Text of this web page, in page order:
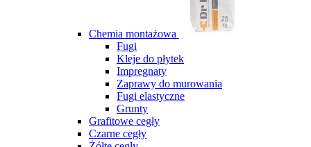
Chemia montażowa
Fugi
Kleje do płytek
Impregnaty
Zaprawy do murowania
Fugi elastyczne
Grunty
Grafitowe cegły
Czarne cegły